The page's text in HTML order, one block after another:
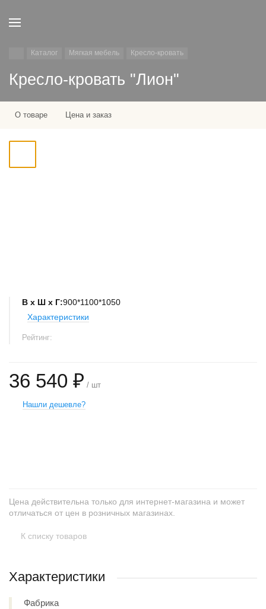
Каталог Мягкая мебель Кресло-кровать
Кресло-кровать "Лион"
О товаре Цена и заказ
В х Ш х Г:900*1100*1050
Характеристики
Рейтинг:
36 540 ₽ / шт
Нашли дешевле?
Цена действительна только для интернет-магазина и может
отличаться от цен в розничных магазинах.
К списку товаров
Характеристики
Фабрика